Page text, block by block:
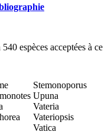
espèces acceptées à ce
Stemonoporus
Upuna
Vateria
Vateriopsis
Vatica